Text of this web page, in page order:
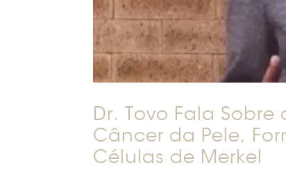
Dr. Tovo Fala
Câncer da Pele,
Células de Merkel